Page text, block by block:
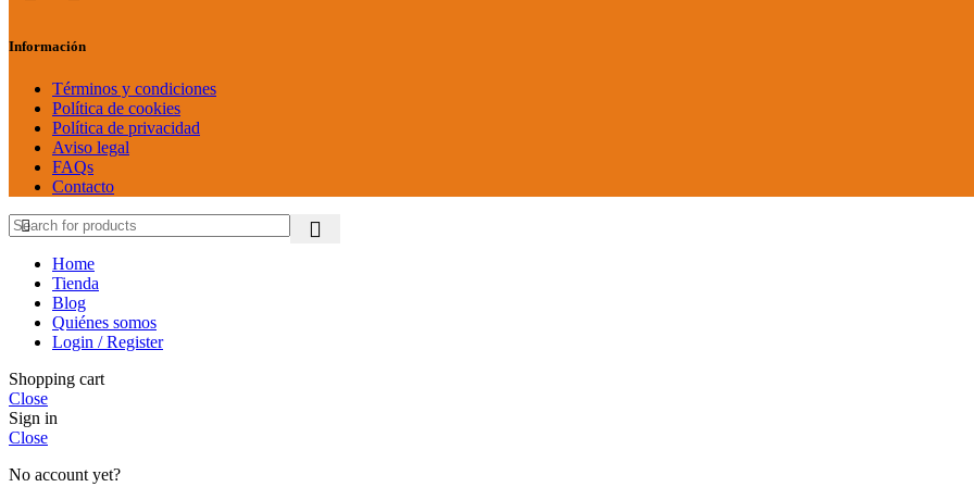
Información
Términos y condiciones
Política de cookies
Política de privacidad
Aviso legal
FAQs
Contacto
Home
Tienda
Blog
Quiénes somos
Login / Register
Shopping cart
Close
Sign in
Close
No account yet?